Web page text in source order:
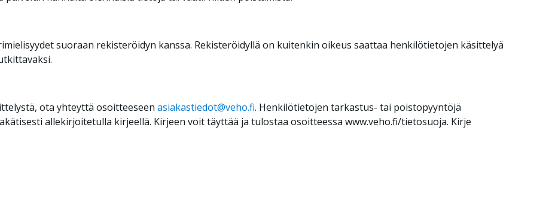
suoraan rekisteröidyn kanssa. Rekisteröidyllä on kuitenkin oikeus saattaa henkilötietojen käsittelyä
ota yhteyttä osoitteeseen asiakastiedot@veho.fi. Henkilötietojen tarkastus- tai poistopyyntöjä
allekirjoitetulla kirjeellä. Kirjeen voit täyttää ja tulostaa osoitteessa www.veho.fi/tietosuoja. Kirje